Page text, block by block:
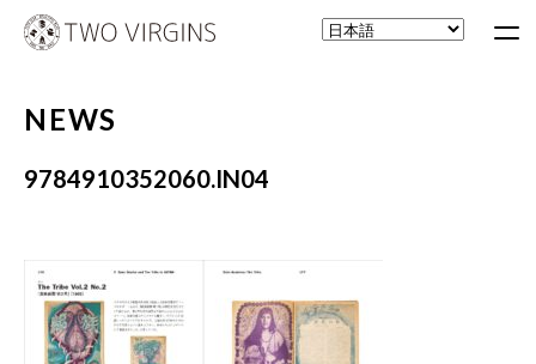
NEWS
9784910352060.IN04